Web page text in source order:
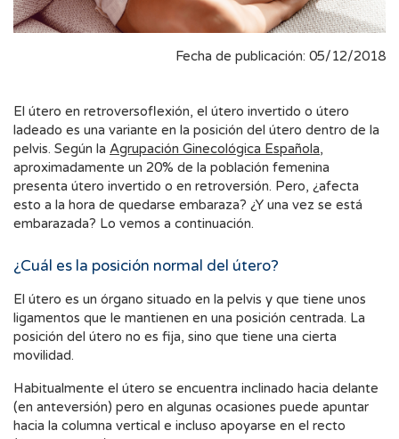
Fecha de publicación: 05/12/2018
El útero en retroversoflexión, el útero invertido o útero
ladeado es una variante en la posición del útero dentro de la
pelvis. Según la Agrupación Ginecológica Española,
aproximadamente un 20% de la población femenina
presenta útero invertido o en retroversión. Pero, ¿afecta
esto a la hora de quedarse embaraza? ¿Y una vez se está
embarazada? Lo vemos a continuación.
¿Cuál es la posición normal del útero?
El útero es un órgano situado en la pelvis y que tiene unos
ligamentos que le mantienen en una posición centrada. La
posición del útero no es fija, sino que tiene una cierta
movilidad.
Habitualmente el útero se encuentra inclinado hacia delante
(en anteversión) pero en algunas ocasiones puede apuntar
hacia la columna vertical e incluso apoyarse en el recto